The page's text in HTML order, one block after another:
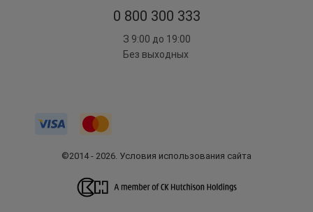
0 800 300 333
З 9:00 до 19:00
Без выходных
©2014 - 2026. Условия использования сайта